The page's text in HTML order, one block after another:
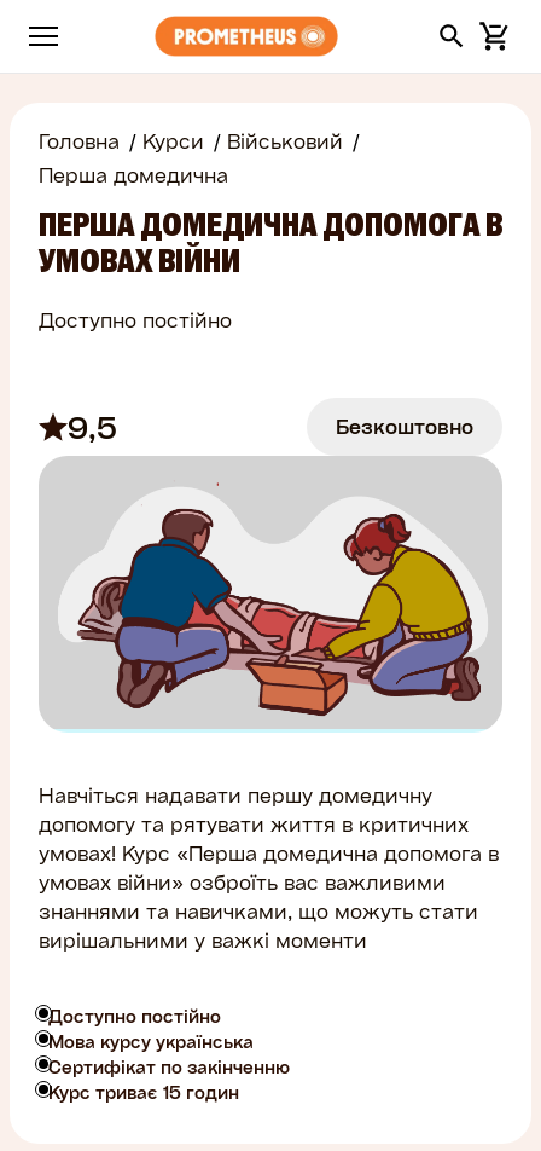
Головна Курси
Військовий
Перша домедична
ПЕРША ДОМЕДИЧНА ДОПОМОГА В
УМОВАХ ВІЙНИ
Доступно постійно
9,5 Безкоштовно
Навчіться надавати першу домедичну
допомогу та рятувати життя в критичних
умовах! Курс «Перша домедична допомога в
умовах війни» озброїть вас важливими
знаннями та навичками, що можуть стати
вирішальними у важкі моменти
Доступно постійно
Мова курсу українська
Сертифікат по закінченню
Курс триває 15 годин